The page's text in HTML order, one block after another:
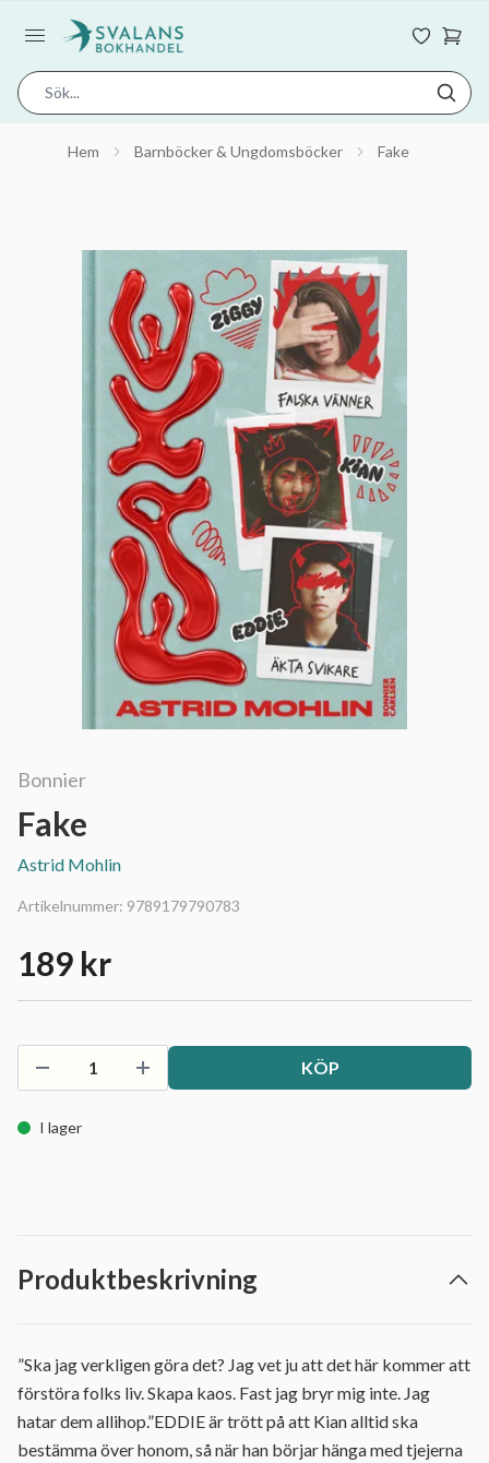
Hem Barnböcker & Ungdomsböcker Fake
Bonnier
Fake
Astrid Mohlin
Artikelnummer: 9789179790783
189 kr
KÖP
I lager
Produktbeskrivning
”Ska jag verkligen göra det? Jag vet ju att det här kommer att
förstöra folks liv. Skapa kaos. Fast jag bryr mig inte. Jag
hatar dem allihop.”EDDIE är trött på att Kian alltid ska
bestämma över honom, så när han börjar hänga med tjejerna